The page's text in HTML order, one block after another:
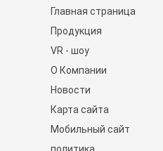
Главная страница
Продукция
VR - шоу
О Компании
Новости
Карта сайта
Мобильный сайт